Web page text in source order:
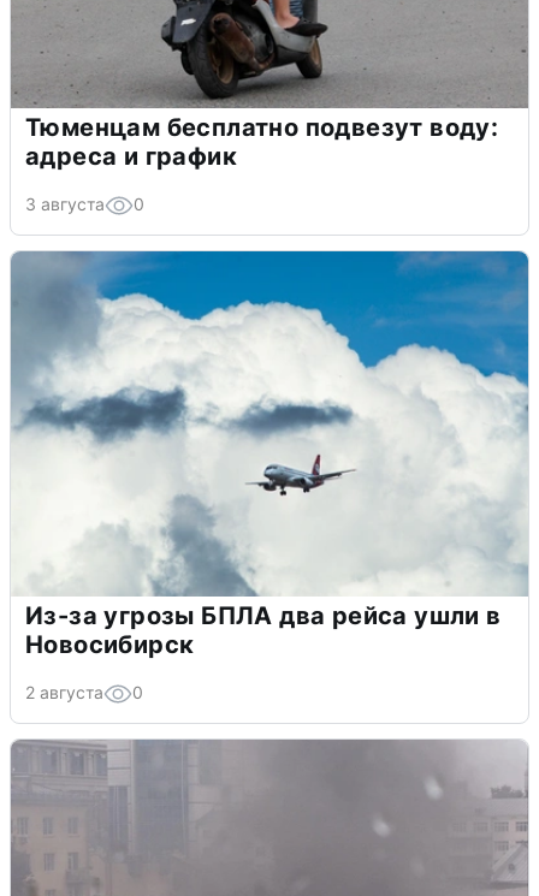
Тюменцам бесплатно подвезут воду:
адреса и график
3 августа 0
Из-за угрозы БПЛА два рейса ушли в
Новосибирск
2 августа 0